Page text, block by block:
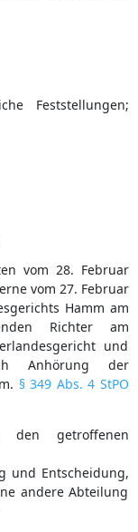
Feststellungen;
vom 28. Februar
vom 27. Februar
Hamm am
Richter am
und
Anhörung der
§ 349 Abs. 4 StPO
getroffenen
und Entscheidung,
andere Abteilung